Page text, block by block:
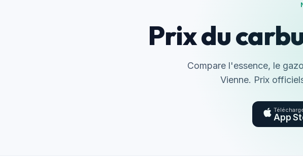
Prix du
Compare l'essence, le
Vienne. Prix
App